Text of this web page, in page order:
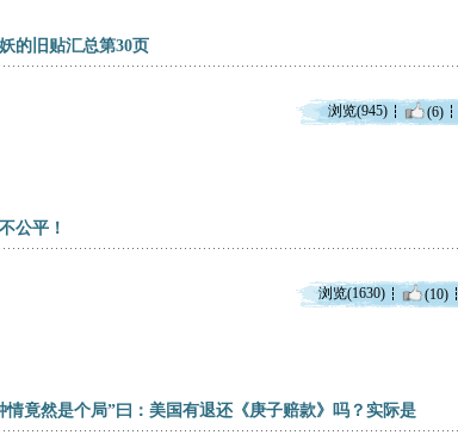
的旧贴汇总第30页
浏览(945) (6)
公平！
浏览(1630) (10)
情竟然是个局”曰：美国有退还《庚子赔款》吗？实际是